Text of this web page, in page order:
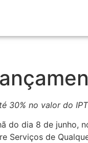
30% no valor do
do dia 8 de junho,
Serviços de